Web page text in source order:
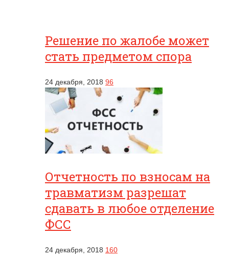
Решение по жалобе может
стать предметом спора
24 декабря, 2018 96
Отчетность по взносам на
травматизм разрешат
сдавать в любое отделение
ФСС
24 декабря, 2018 160